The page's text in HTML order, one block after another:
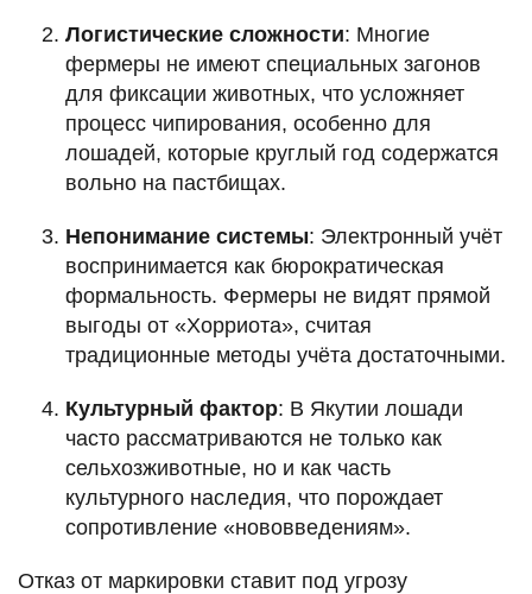
Логистические сложности: Многие
фермеры не имеют специальных загонов
для фиксации животных, что усложняет
процесс чипирования, особенно для
лошадей, которые круглый год содержатся
вольно на пастбищах.
Непонимание системы: Электронный учёт
воспринимается как бюрократическая
формальность. Фермеры не видят прямой
выгоды от «Хорриота», считая
традиционные методы учёта достаточными.
Культурный фактор: В Якутии лошади
часто рассматриваются не только как
сельхозживотные, но и как часть
культурного наследия, что порождает
сопротивление «нововведениям».
Отказ от маркировки ставит под угрозу